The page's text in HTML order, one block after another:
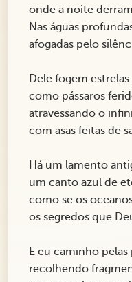
onde a noite
Nas águas
afogadas pelo
Dele fogem
como pássaros
atravessando o
com asas feitas de
Há um lamento
um canto azul de
como se os
os segredos que
E eu caminho pelas
recolhendo